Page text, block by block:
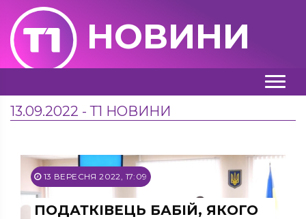
НОВИНИ
13.09.2022 - Т1 НОВИНИ
13 ВЕРЕСНЯ 2022, 17:09
ПОДАТКІВЕЦЬ БАБІЙ, ЯКОГО